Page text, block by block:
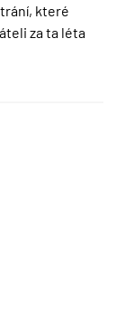
které
za ta léta